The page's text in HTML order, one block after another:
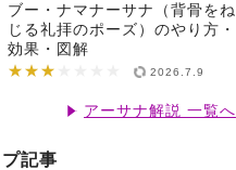
ブー・ナマナーサナ（背骨をね
じる礼拝のポーズ）のやり方・
効果・図解
★★★
★★★★★★★ 2026.7.9
アーサナ解説 一覧へ
記事